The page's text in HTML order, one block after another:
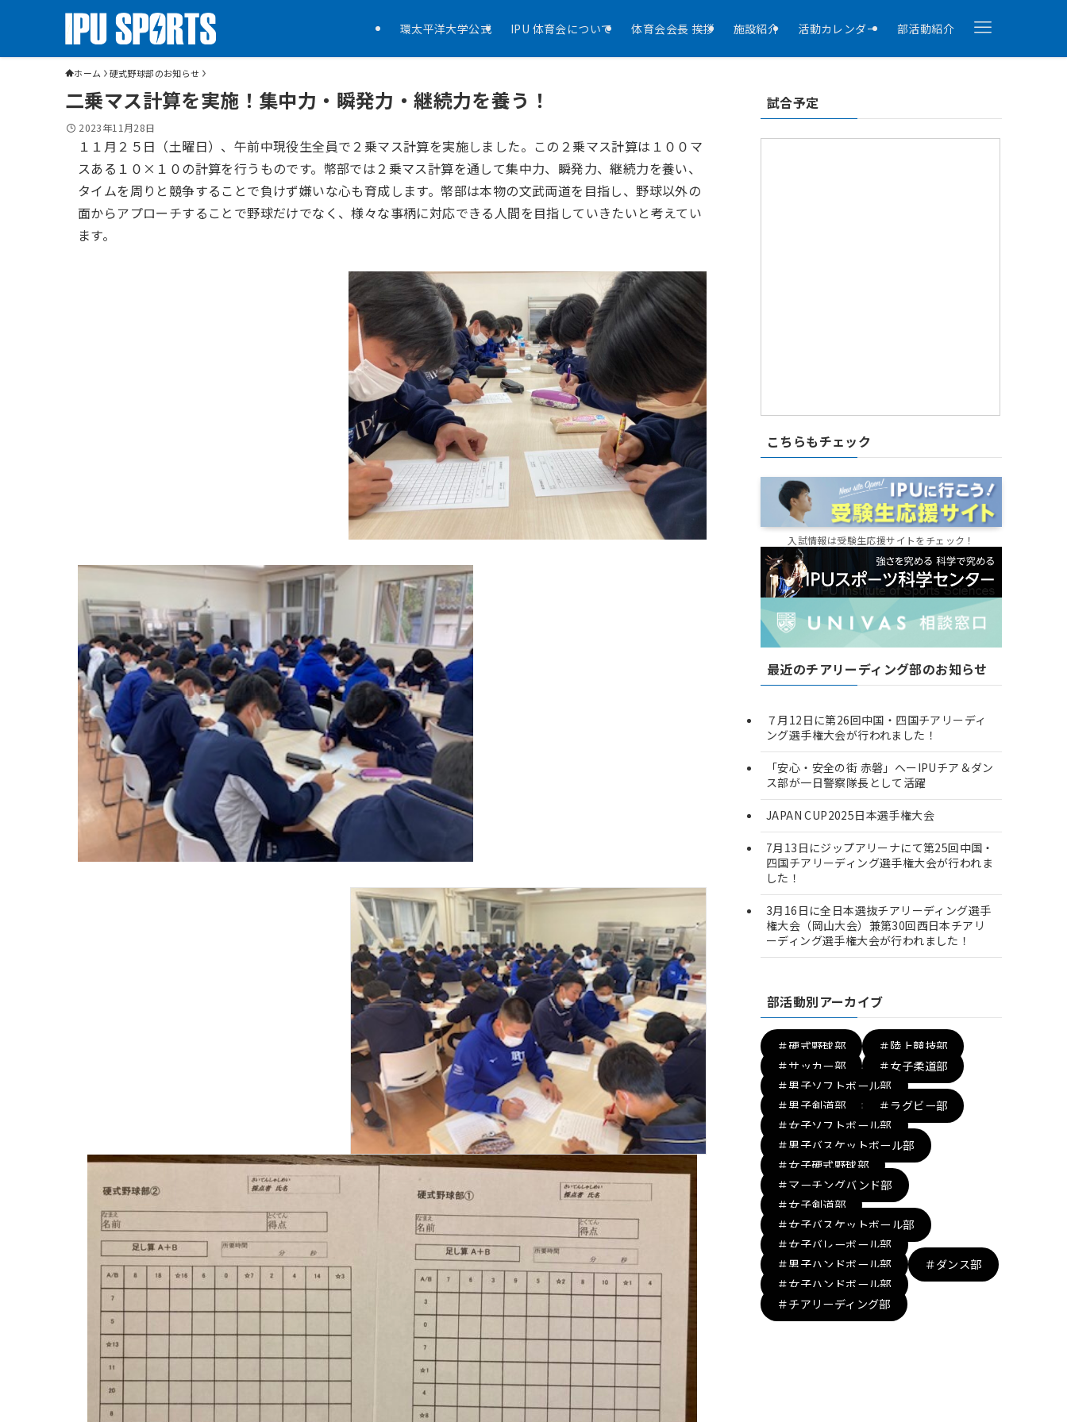
環太平洋大学公式 IPU 体育会について 体育会会長 挨拶 施設紹介 活動カレンダー 部活動紹介
ホーム 硬式野球部のお知らせ
二乗マス計算を実施！集中力・瞬発力・継続力を養う！
2023年11月28日
１１月２５日（土曜日）、午前中現役生全員で２乗マス計算を実施しました。この２乗マス計算は１００マ
スある１０×１０の計算を行うものです。幣部では２乗マス計算を通して集中力、瞬発力、継続力を養い、
タイムを周りと競争することで負けず嫌いな心も育成します。幣部は本物の文武両道を目指し、野球以外の
面からアプローチすることで野球だけでなく、様々な事柄に対応できる人間を目指していきたいと考えてい
ます。
試合予定
こちらもチェック
入試情報は受験生応援サイトをチェック！
最近のチアリーディング部のお知らせ
７月12日に第26回中国・四国チアリーディ
ング選手権大会が行われました！
「安心・安全の街 赤磐」へーIPUチア＆ダン
ス部が一日警察隊長として活躍
JAPAN CUP2025日本選手権大会
7月13日にジップアリーナにて第25回中国・
四国チアリーディング選手権大会が行われま
した！
3月16日に全日本選抜チアリーディング選手
権大会（岡山大会）兼第30回西日本チアリ
ーディング選手権大会が行われました！
部活動別アーカイブ
＃硬式野球部
＃陸上競技部
＃サッカー部
＃女子柔道部
＃男子ソフトボール部
＃男子剣道部
＃ラグビー部
＃女子ソフトボール部
＃男子バスケットボール部
＃女子硬式野球部
＃マーチングバンド部
＃女子剣道部
＃女子バスケットボール部
＃女子バレーボール部
＃男子ハンドボール部
＃ダンス部
＃女子ハンドボール部
＃チアリーディング部